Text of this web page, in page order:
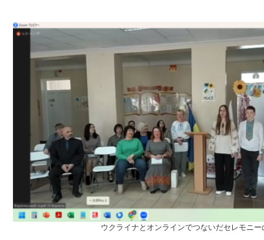
ウクライナとオンラインでつないだセレモニー